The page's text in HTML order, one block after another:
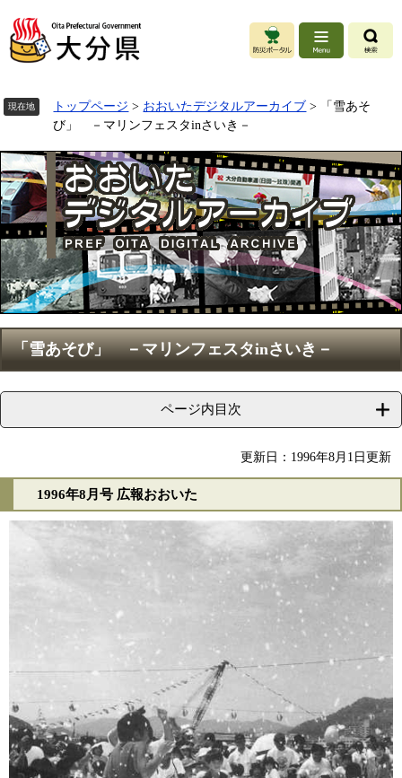
ジ
頭
。
現在地 トップページ > おおいたデジタルアーカイブ >
「雪あそ
び」 －マリンフェスタinさいき－
本
文「雪あそび」 －マリンフェスタinさいき－
ページ内目次
更新日：1996年8月1日更新
1996年8月号 広報おおいた